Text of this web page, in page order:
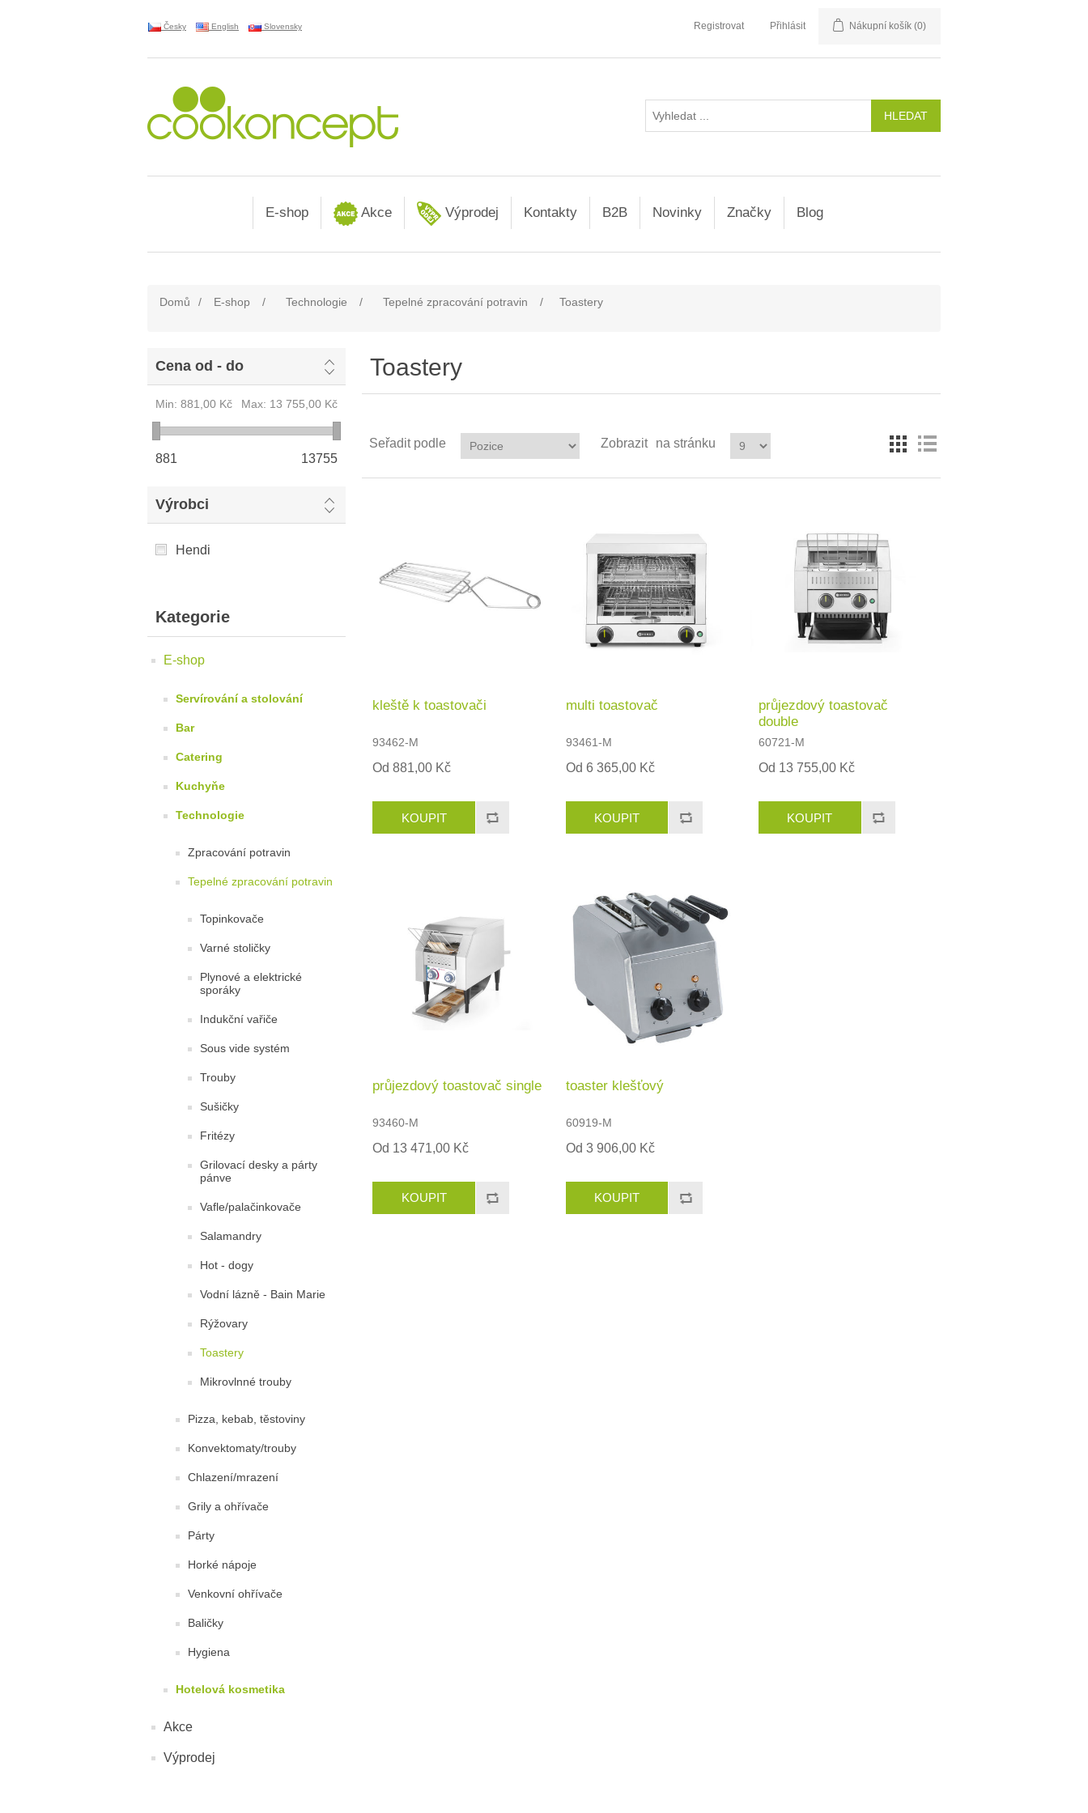
Česky English Slovensky Registrovat Přihlásit Nákupní košík (0)
E-shop Akce Výprodej Kontakty B2B Novinky Značky Blog
Domů / E-shop / Technologie / Tepelné zpracování potravin / Toastery
Cena od - do
Min: 881,00 Kč Max: 13 755,00 Kč
881 13755
Výrobci
Hendi
Kategorie
E-shop
Servírování a stolování
Bar
Catering
Kuchyňe
Technologie
Zpracování potravin
Tepelné zpracování potravin
Topinkovače
Varné stoličky
Plynové a elektrické
sporáky
Indukční vařiče
Sous vide systém
Trouby
Sušičky
Fritézy
Grilovací desky a párty
pánve
Vafle/palačinkovače
Salamandry
Hot - dogy
Vodní lázně - Bain Marie
Rýžovary
Toastery
Mikrovlnné trouby
Pizza, kebab, těstoviny
Konvektomaty/trouby
Chlazení/mrazení
Grily a ohřívače
Párty
Horké nápoje
Venkovní ohřívače
Baličky
Hygiena
Hotelová kosmetika
Akce
Výprodej
Toastery
Seřadit podle Zobrazit na stránku
kleště k toastovači
93462-M
Od 881,00 Kč
multi toastovač
93461-M
Od 6 365,00 Kč
průjezdový toastovač
double
60721-M
Od 13 755,00 Kč
průjezdový toastovač single
93460-M
Od 13 471,00 Kč
toaster klešťový
60919-M
Od 3 906,00 Kč